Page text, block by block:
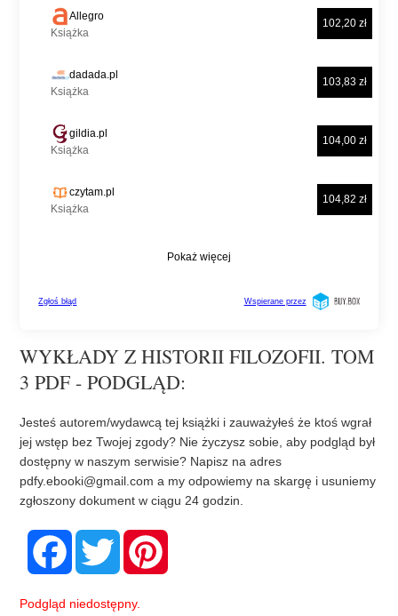
WYKŁADY Z HISTORII FILOZOFII. TOM
3 PDF - PODGLĄD:
Jesteś autorem/wydawcą tej książki i zauważyłeś że ktoś wgrał
jej wstęp bez Twojej zgody? Nie życzysz sobie, aby podgląd był
dostępny w naszym serwisie? Napisz na adres
pdfy.ebooki@gmail.com a my odpowiemy na skargę i usuniemy
zgłoszony dokument w ciągu 24 godzin.
F
o
T
w
e
Podgląd niedostępny.